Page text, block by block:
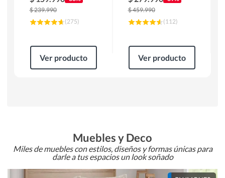
$239.990
(275)
Ver producto
$459.990
(112)
Ver producto
Muebles y Deco
Miles de muebles con estilos, diseños y formas únicas para
darle a tus espacios un look soñado